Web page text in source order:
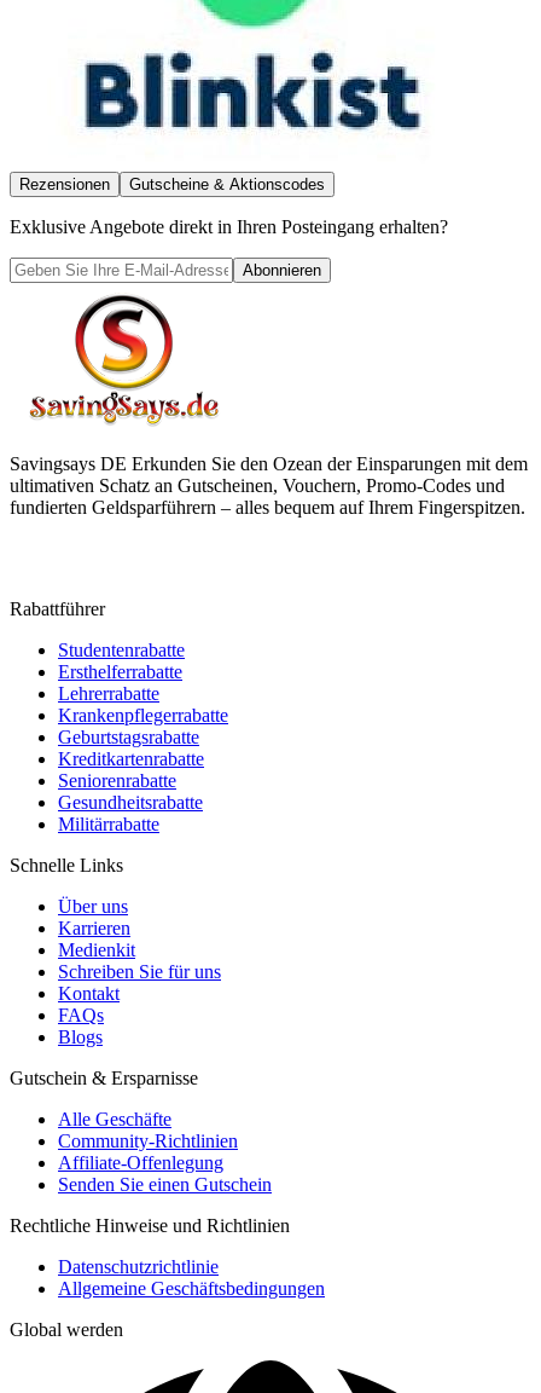
Rezensionen Gutscheine & Aktionscodes
Exklusive Angebote direkt in Ihren Posteingang erhalten?
Abonnieren
Savingsays DE Erkunden Sie den Ozean der Einsparungen mit dem
ultimativen Schatz an Gutscheinen, Vouchern, Promo-Codes und
fundierten Geldsparführern – alles bequem auf Ihrem Fingerspitzen.
Rabattführer
Studentenrabatte
Ersthelferrabatte
Lehrerrabatte
Krankenpflegerrabatte
Geburtstagsrabatte
Kreditkartenrabatte
Seniorenrabatte
Gesundheitsrabatte
Militärrabatte
Schnelle Links
Über uns
Karrieren
Medienkit
Schreiben Sie für uns
Kontakt
FAQs
Blogs
Gutschein & Ersparnisse
Alle Geschäfte
Community-Richtlinien
Affiliate-Offenlegung
Senden Sie einen Gutschein
Rechtliche Hinweise und Richtlinien
Datenschutzrichtlinie
Allgemeine Geschäftsbedingungen
Global werden